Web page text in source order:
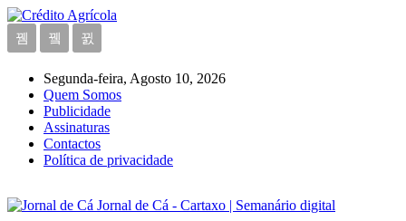
Segunda-feira, Agosto 10, 2026
Quem Somos
Publicidade
Assinaturas
Contactos
Política de privacidade
Jornal de Cá - Cartaxo | Semanário digital